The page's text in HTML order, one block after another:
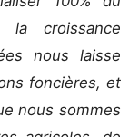
la croissance
nous laisse
foncières, et
nous sommes